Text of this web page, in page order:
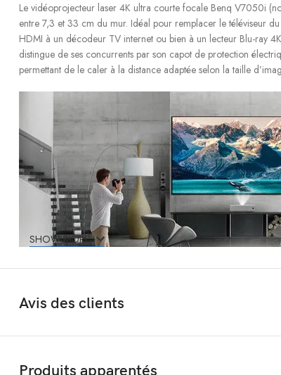
Le vidéoprojecteur laser 4K ultra courte focale Benq V7050i
entre 7,3 et 33 cm du mur. Idéal pour remplacer le téléviseur
HDMI à un décodeur TV internet ou bien à un lecteur Blu-ray
distingue de ses concurrents par son capot de protection
permettant de le caler à la distance adaptée selon la taille
Le vidéoprojecteur ultra courte focale Benq V7000i / Benq
SHOW MORE
Avis des clients